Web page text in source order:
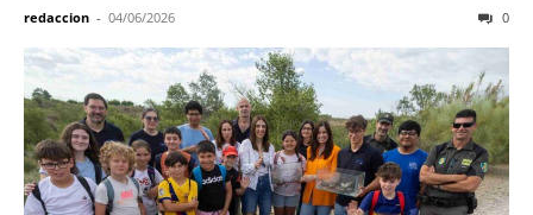
redaccion - 04/06/2026 0